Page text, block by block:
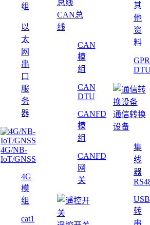
组
以
太
网
串
口
服
务
器
4G/NB-
IoT/GNSS
4G
模
组
cat1
CAN总
线
CAN
模
组
CAN
DTU
CANFD
模
组
CANFD
网
关
其
他
资
料
通信转换
设备
集
线
器
USB
转
串